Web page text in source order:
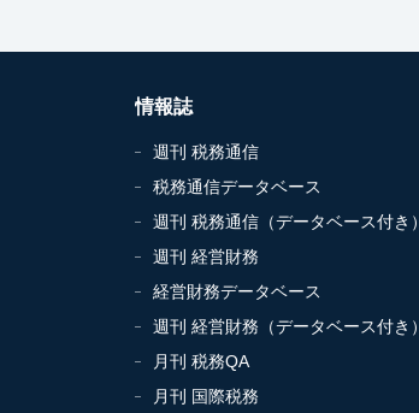
情報誌
週刊 税務通信
税務通信データベース
週刊 税務通信（データベース付き）
週刊 経営財務
経営財務データベース
週刊 経営財務（データベース付き）
月刊 税務QA
月刊 国際税務